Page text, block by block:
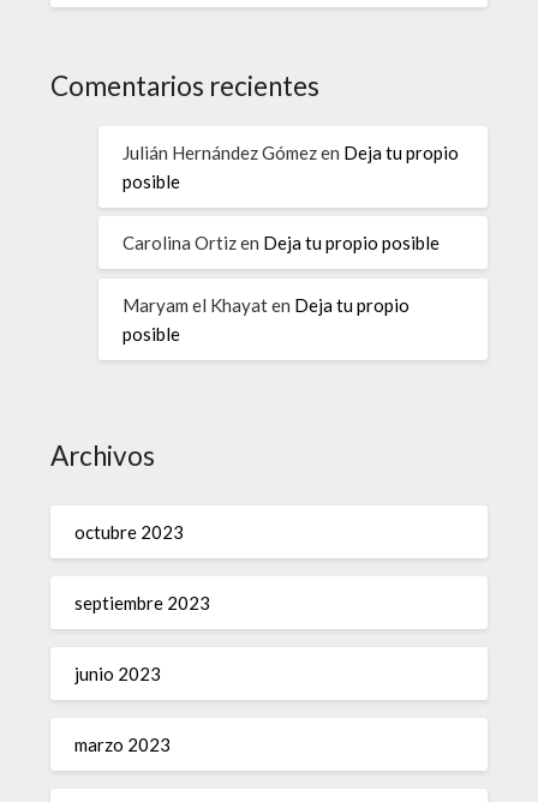
Comentarios recientes
Julián Hernández Gómezen Deja tu propio
posible
Carolina Ortizen Deja tu propio posible
Maryam el Khayaten Deja tu propio
posible
Archivos
octubre 2023
septiembre 2023
junio 2023
marzo 2023